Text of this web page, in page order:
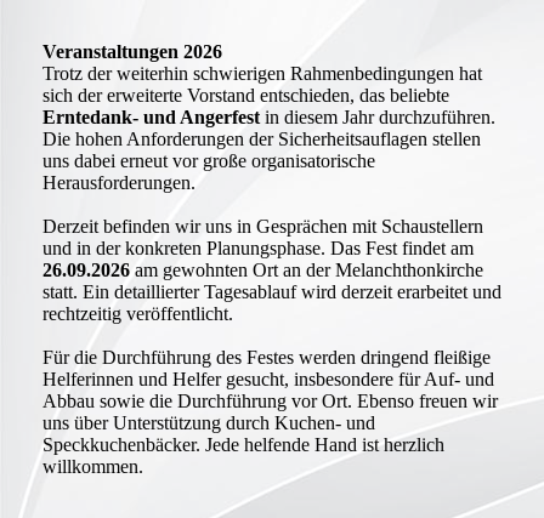
Veranstaltungen 2026
Trotz der weiterhin schwierigen Rahmenbedingungen hat
sich der erweiterte Vorstand entschieden, das beliebte
Erntedank- und Angerfest in diesem Jahr durchzuführen.
Die hohen Anforderungen der Sicherheitsauflagen stellen
uns dabei erneut vor große organisatorische
Herausforderungen.
Derzeit befinden wir uns in Gesprächen mit Schaustellern
und in der konkreten Planungsphase. Das Fest findet am
26.09.2026 am gewohnten Ort an der Melanchthonkirche
statt. Ein detaillierter Tagesablauf wird derzeit erarbeitet und
rechtzeitig veröffentlicht.
Für die Durchführung des Festes werden dringend fleißige
Helferinnen und Helfer gesucht, insbesondere für Auf- und
Abbau sowie die Durchführung vor Ort. Ebenso freuen wir
uns über Unterstützung durch Kuchen- und
Speckkuchenbäcker. Jede helfende Hand ist herzlich
willkommen.